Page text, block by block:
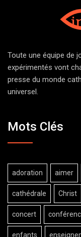
Toute une équipe de
expérimentés vont
presse du monde
universel.
Mots Clés
adoration aimer
cathédrale Christ
concert
enfants